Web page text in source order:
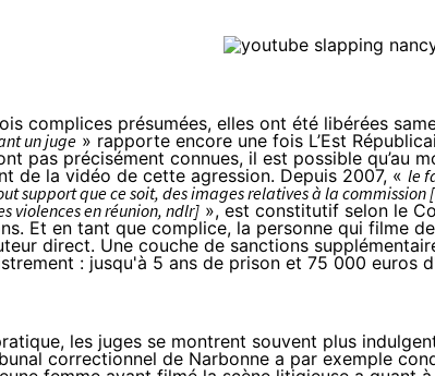
complices présumées, elles ont été libérées
un juge » rapporte encore une fois L’Est
pas précisément connues, il est possible qu’au
de la vidéo de cette agression. Depuis 2007, « le
support que ce soit, des images relatives à la
violences en réunion, ndlr] », est constitutif selon le
Et en tant que complice, la personne qui filme
direct. Une couche de sanctions
: jusqu'à 5 ans de prison et 75 000 euros
les juges se montrent souvent plus
correctionnel de Narbonne a par exemple